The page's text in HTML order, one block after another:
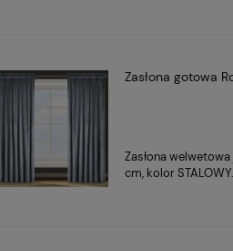
Zasłona gotowa
Zasłona
cm, kolor